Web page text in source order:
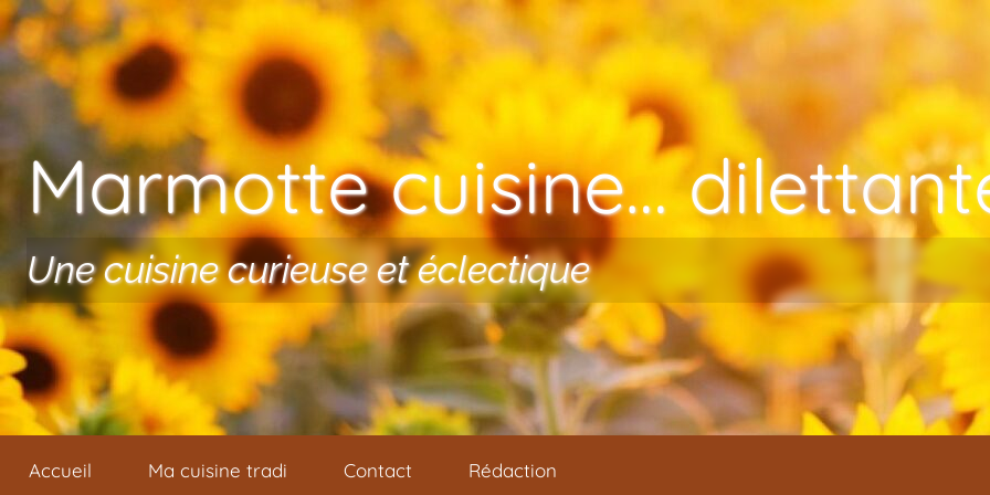
Aller au contenu
Marmotte cuisine…
Une cuisine curieuse et éclectique
Accueil Ma cuisine tradi Contact Rédaction